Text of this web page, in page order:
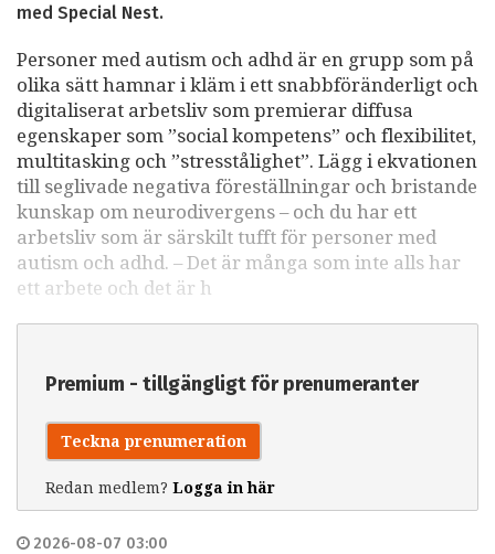
med Special Nest.
Personer med autism och adhd är en grupp som på
olika sätt hamnar i kläm i ett snabbföränderligt och
digitaliserat arbetsliv som premierar diffusa
egenskaper som ”social kompetens” och flexibilitet,
multitasking och ”stresstålighet”. Lägg i ekvationen
till seglivade negativa föreställningar och bristande
kunskap om neurodivergens – och du har ett
arbetsliv som är särskilt tufft för personer med
autism och adhd. – Det är många som inte alls har
ett arbete och det är h
Premium - tillgängligt för prenumeranter
Teckna prenumeration
Redan medlem? Logga in här
2026-08-07 03:00